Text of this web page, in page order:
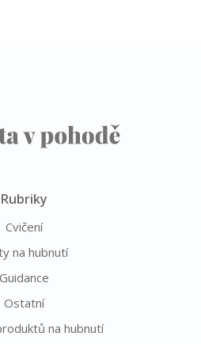
Rubriky
Cvičení
na hubnutí
Guidance
Ostatní
na hubnutí